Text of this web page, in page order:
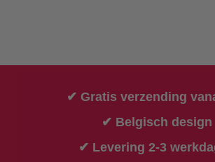
✔ Gratis verzending
✔ Belgisch design
✔ Levering 2-3